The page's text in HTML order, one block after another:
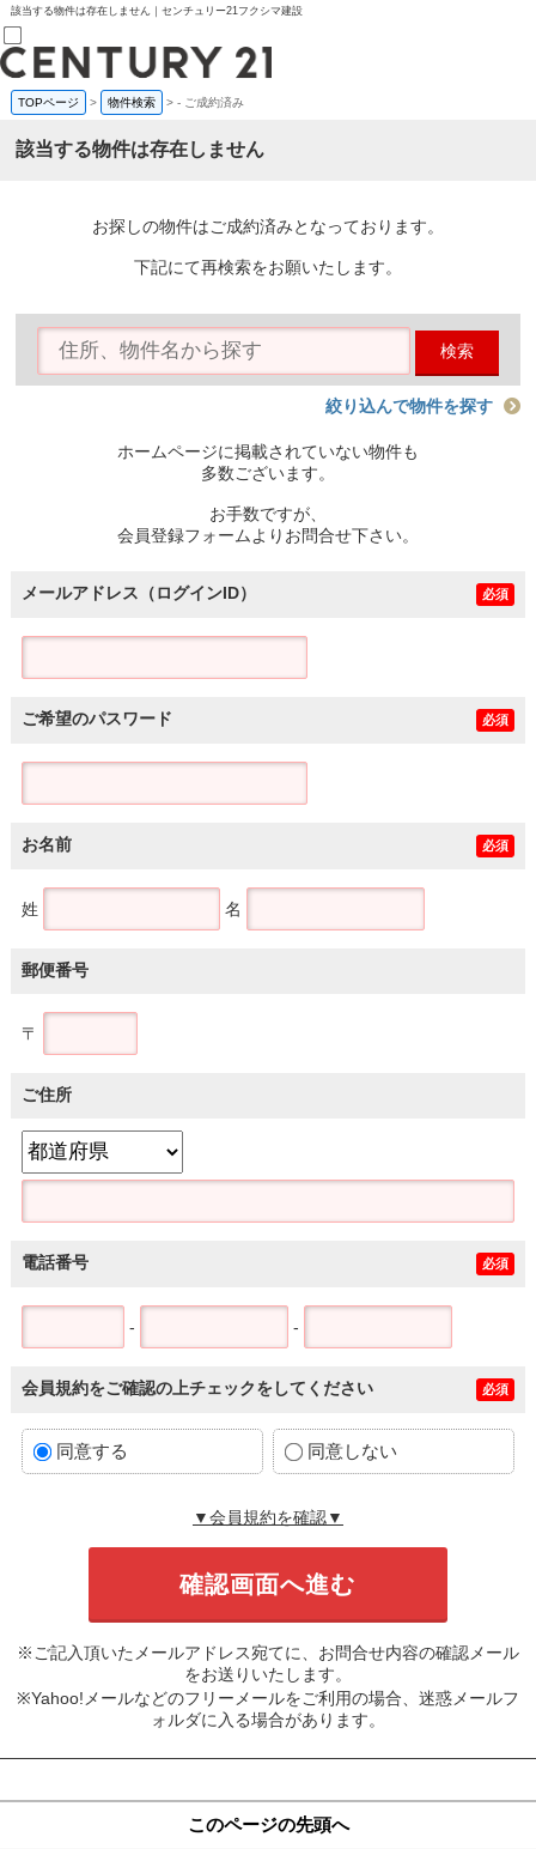
該当する物件は存在しません｜センチュリー21フクシマ建設
売買部
0120-800-844
賃貸部
会員メニュー
物件を探す
購入TOP
条件から探す
住宅ローン控除シミュレータ
TOPページ > 物件検索 >- ご成約済み
該当する物件は存在しません
お探しの物件はご成約済みとなっております。
下記にて再検索をお願いたします。
検索
絞り込んで物件を探す
ホームページに掲載されていない物件も
多数ございます。
お手数ですが、
会員登録フォームよりお問合せ下さい。
メールアドレス（ログインID） 必須
ご希望のパスワード 必須
お名前 必須
姓 名
郵便番号
〒
ご住所
電話番号 必須
- -
会員規約をご確認の上チェックをしてください 必須
同意する 同意しない
▼会員規約を確認▼
※ご記入頂いたメールアドレス宛てに、お問合せ内容の確認メール
をお送りいたします。
※Yahoo!メールなどのフリーメールをご利用の場合、迷惑メールフ
ォルダに入る場合があります。
このページの先頭へ